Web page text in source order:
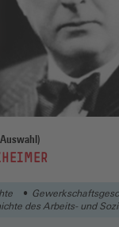
des Arbeits- und